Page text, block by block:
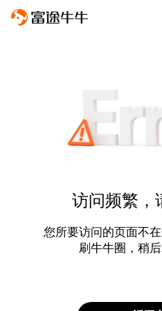
访问频繁，
您所要访问的页面不
刷牛牛圈，稍